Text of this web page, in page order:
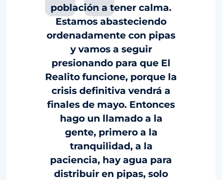
población a tener calma.
Estamos abasteciendo
ordenadamente con pipas
y vamos a seguir
presionando para que El
Realito funcione, porque la
crisis definitiva vendrá a
finales de mayo. Entonces
hago un llamado a la
gente, primero a la
tranquilidad, a la
paciencia, hay agua para
distribuir en pipas, solo